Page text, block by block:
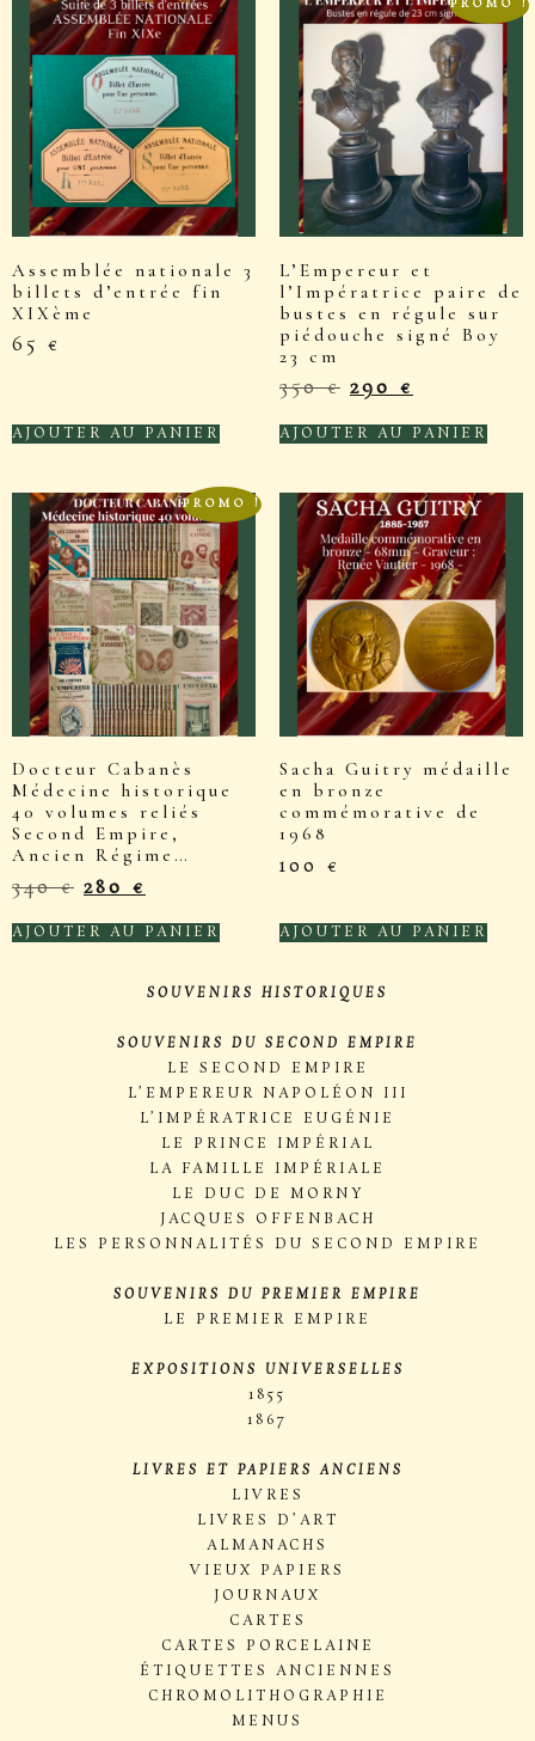
Assemblée nationale 3
billets d’entrée fin
XIXème
65 €
AJOUTER AU PANIER
PROMO !
L’Empereur et
l’Impératrice paire de
bustes en régule sur
piédouche signé Boy
23 cm
350€ 290 €
AJOUTER AU PANIER
PROMO !
Docteur Cabanès
Médecine historique
40 volumes reliés
Second Empire,
Ancien Régime…
340€ 280 €
AJOUTER AU PANIER
Sacha Guitry médaille
en bronze
commémorative de
1968
100 €
AJOUTER AU PANIER
SOUVENIRS HISTORIQUES
SOUVENIRS DU SECOND EMPIRE
LE SECOND EMPIRE
L’EMPEREUR NAPOLÉON III
L’IMPÉRATRICE EUGÉNIE
LE PRINCE IMPÉRIAL
LA FAMILLE IMPÉRIALE
LE DUC DE MORNY
JACQUES OFFENBACH
LES PERSONNALITÉS DU SECOND EMPIRE
SOUVENIRS DU PREMIER EMPIRE
LE PREMIER EMPIRE
EXPOSITIONS UNIVERSELLES
1855
1867
LIVRES ET PAPIERS ANCIENS
LIVRES
LIVRES D’ART
ALMANACHS
VIEUX PAPIERS
JOURNAUX
CARTES
CARTES PORCELAINE
ÉTIQUETTES ANCIENNES
CHROMOLITHOGRAPHIE
MENUS